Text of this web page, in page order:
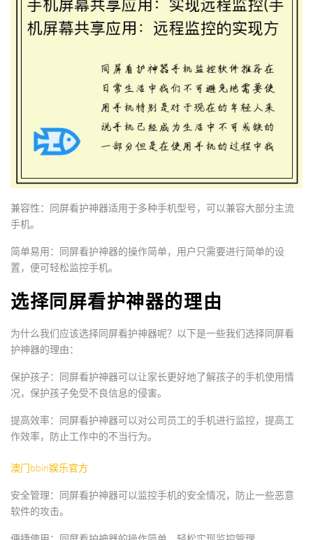
兼容性：同屏看护神器适用于多种手机型号，可以兼容大部分主流
手机。
简单易用：同屏看护神器的操作简单，用户只需要进行简单的设
置，便可轻松监控手机。
选择同屏看护神器的理由
为什么我们应该选择同屏看护神器呢？以下是一些我们选择同屏看
护神器的理由：
保护孩子：同屏看护神器可以让家长更好地了解孩子的手机使用情
况，保护孩子免受不良信息的侵害。
提高效率：同屏看护神器可以对公司员工的手机进行监控，提高工
作效率，防止工作中的不当行为。
澳门bbin娱乐官方
安全管理：同屏看护神器可以监控手机的安全情况，防止一些恶意
软件的攻击。